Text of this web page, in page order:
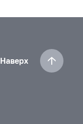
Наверх